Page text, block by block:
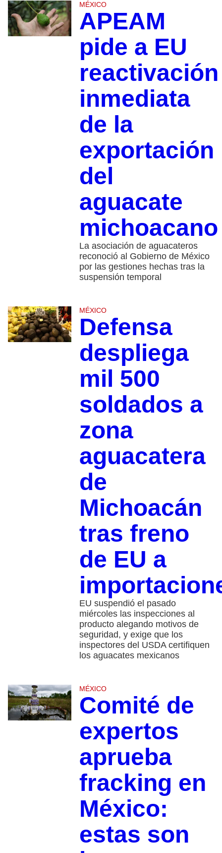
MÉXICO
APEAM
pide a EU
reactivación
inmediata
de la
exportación
del
aguacate
michoacano
La asociación de aguacateros
reconoció al Gobierno de México
por las gestiones hechas tras la
suspensión temporal
MÉXICO
Defensa
despliega
mil 500
soldados a
zona
aguacatera
de
Michoacán
tras freno
de EU a
EU suspendió el pasado
miércoles las inspecciones al
producto alegando motivos de
seguridad, y exige que los
inspectores del USDA certifiquen
los aguacates mexicanos
MÉXICO
Comité de
expertos
aprueba
fracking en
México:
estas son